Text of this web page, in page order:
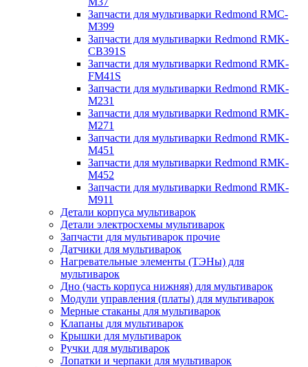
Запчасти для мультиварки Redmond RMC-
M399
Запчасти для мультиварки Redmond RMK-
CB391S
Запчасти для мультиварки Redmond RMK-
FM41S
Запчасти для мультиварки Redmond RMK-
M231
Запчасти для мультиварки Redmond RMK-
M271
Запчасти для мультиварки Redmond RMK-
M451
Запчасти для мультиварки Redmond RMK-
M452
Запчасти для мультиварки Redmond RMK-
M911
Детали корпуса мультиварок
Детали электросхемы мультиварок
Запчасти для мультиварок прочие
Датчики для мультиварок
Нагревательные элементы (ТЭНы) для
мультиварок
Дно (часть корпуса нижняя) для мультиварок
Модули управления (платы) для мультиварок
Мерные стаканы для мультиварок
Клапаны для мультиварок
Крышки для мультиварок
Ручки для мультиварок
Лопатки и черпаки для мультиварок